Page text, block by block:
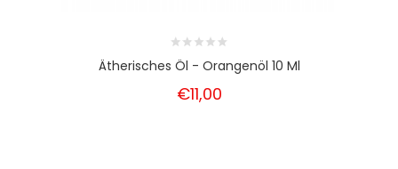
Ätherisches Öl - Orangenöl 10 Ml
€11,00